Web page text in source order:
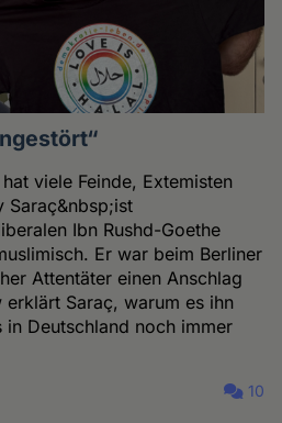
viele Feinde, Extemisten
Saraç&nbsp;ist
Ibn Rushd-Goethe
Er war beim Berliner
Attentäter einen Anschlag
Saraç, warum es ihn
in Deutschland noch immer
10